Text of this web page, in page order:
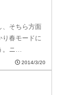
、そちら方面
り春モードに
。ニ…
2014/3/20